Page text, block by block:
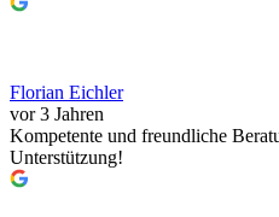
Florian Eichler
vor 3 Jahren
Kompetente und freundliche
Unterstützung!